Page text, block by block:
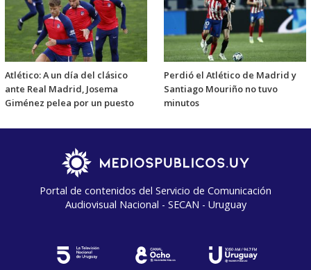
Atlético: A un día del clásico
ante Real Madrid, Josema
Giménez pelea por un puesto
Perdió el Atlético de Madrid y
Santiago Mouriño no tuvo
minutos
Portal de contenidos del Servicio de Comunicación
Audiovisual Nacional - SECAN - Uruguay